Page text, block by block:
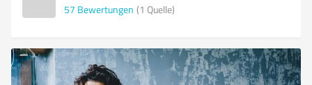
57 Bewertungen (1 Quelle)